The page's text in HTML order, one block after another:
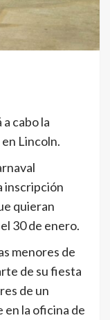
cabo la
Lincoln.
inscripción
quieran
30 de enero.
menores de
de su fiesta
de un
en la oficina de